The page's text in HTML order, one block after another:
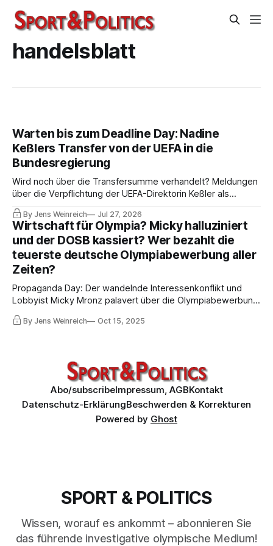
handelsblatt
Warten bis zum Deadline Day: Nadine
Keßlers Transfer von der UEFA in die
Bundesregierung
Wird noch über die Transfersumme verhandelt? Meldungen
über die Verpflichtung der UEFA-Direktorin Keßler als
Staatsministerin im Bundeskanzleramt wollte Friedrich Merz
nicht bestätigen. Die abberufene Christiane Schenderlein
wird, erneut fachfremd, Staatssekretärin im
Gesundheitsministerium.
By Jens Weinreich Jul 27, 2026
Wirtschaft für Olympia? Micky halluziniert
und der DOSB kassiert? Wer bezahlt die
teuerste deutsche Olympiabewerbung aller
Zeiten?
Propaganda Day: Der wandelnde Interessenkonflikt und
Lobbyist Micky Mronz palavert über die Olympiabewerbung.
Die DSM behauptet, eine Wirtschaftsinitiative unterstütze
die Bewerbung. Aber wie? Bei der DOSB-Tochter DSM
By Jens Weinreich Oct 15, 2025
Abo/subscribeImpressum, AGBKontakt
Datenschutz-ErklärungBeschwerden & Korrekturen
Powered by Ghost
SPORT & POLITICS
Wissen, worauf es ankommt – abonnieren Sie
das führende investigative olympische Medium!